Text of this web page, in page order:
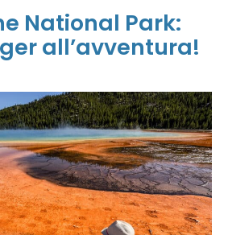
National Park:
all’avventura!